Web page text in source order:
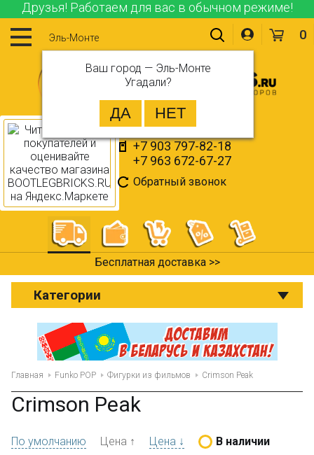
Друзья! Работаем для вас в обычном режиме!
Эль-Монте
Ваш город — Эль-Монте
Угадали?
+7 903 797-82-18
+7 963 672-67-27
Обратный звонок
0
Бесплатная доставка >>
Категории
Главная Funko POP Фигурки из фильмов Crimson Peak
Crimson Peak
По умолчанию Цена ↑ Цена ↓ В наличии